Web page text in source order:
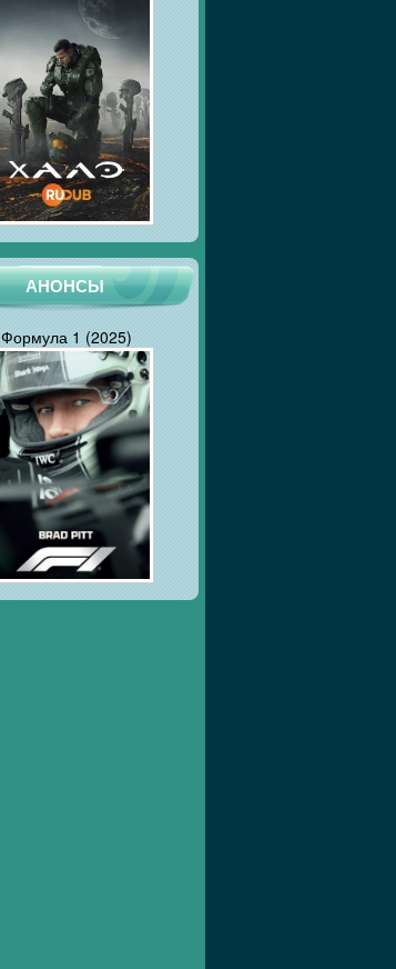
АНОНСЫ
Формула 1 (2025)